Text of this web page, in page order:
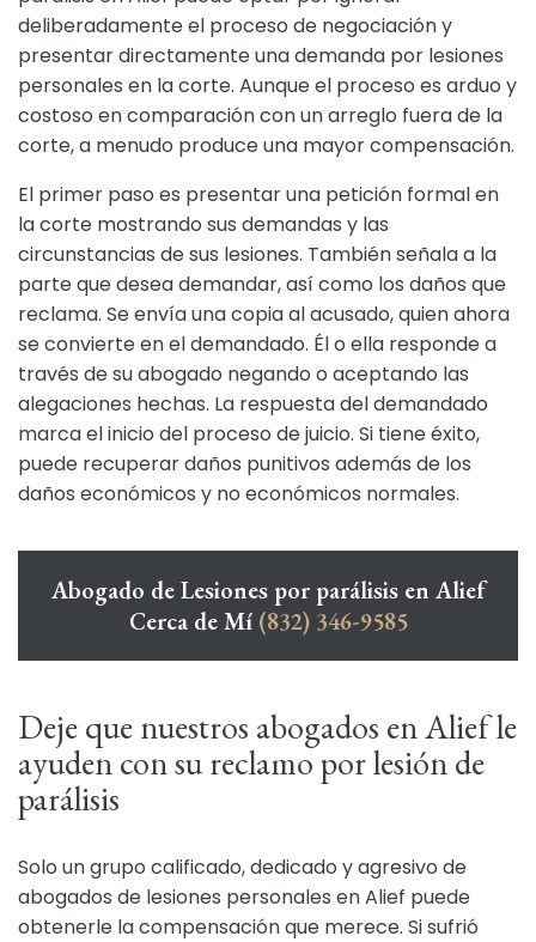
deliberadamente el proceso de negociación y
presentar directamente una demanda por lesiones
personales en la corte. Aunque el proceso es arduo y
costoso en comparación con un arreglo fuera de la
corte, a menudo produce una mayor compensación.
El primer paso es presentar una petición formal en
la corte mostrando sus demandas y las
circunstancias de sus lesiones. También señala a la
parte que desea demandar, así como los daños que
reclama. Se envía una copia al acusado, quien ahora
se convierte en el demandado. Él o ella responde a
través de su abogado negando o aceptando las
alegaciones hechas. La respuesta del demandado
marca el inicio del proceso de juicio. Si tiene éxito,
puede recuperar daños punitivos además de los
daños económicos y no económicos normales.
Abogado de Lesiones por parálisis en Alief
Cerca de Mí (832) 346-9585
Deje que nuestros abogados en Alief le
ayuden con su reclamo por lesión de
parálisis
Solo un grupo calificado, dedicado y agresivo de
abogados de lesiones personales en Alief puede
obtenerle la compensación que merece. Si sufrió